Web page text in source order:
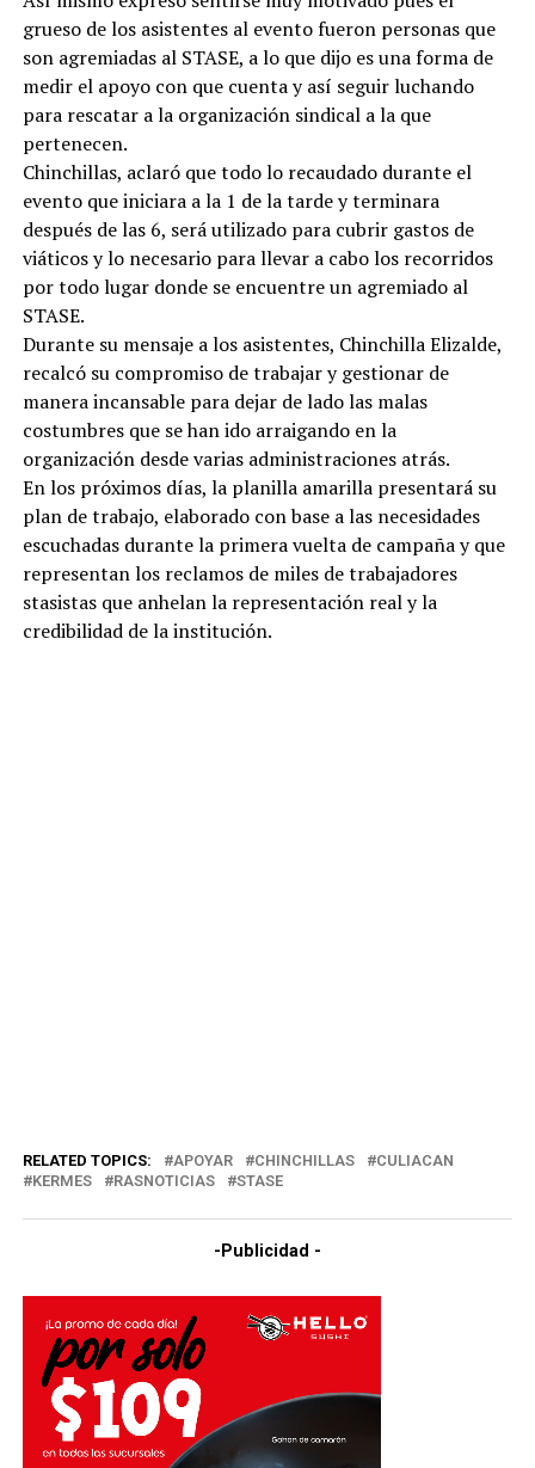
grueso de los asistentes al evento fueron personas que
son agremiadas al STASE, a lo que dijo es una forma de
medir el apoyo con que cuenta y así seguir luchando
para rescatar a la organización sindical a la que
pertenecen.
Chinchillas, aclaró que todo lo recaudado durante el
evento que iniciara a la 1 de la tarde y terminara
después de las 6, será utilizado para cubrir gastos de
viáticos y lo necesario para llevar a cabo los recorridos
por todo lugar donde se encuentre un agremiado al
STASE.
Durante su mensaje a los asistentes, Chinchilla Elizalde,
recalcó su compromiso de trabajar y gestionar de
manera incansable para dejar de lado las malas
costumbres que se han ido arraigando en la
organización desde varias administraciones atrás.
En los próximos días, la planilla amarilla presentará su
plan de trabajo, elaborado con base a las necesidades
escuchadas durante la primera vuelta de campaña y que
representan los reclamos de miles de trabajadores
stasistas que anhelan la representación real y la
credibilidad de la institución.
RELATED TOPICS: APOYAR CHINCHILLAS
CULIACAN
KERMES
RASNOTICIAS STASE
-Publicidad -